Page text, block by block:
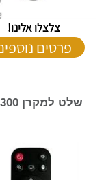
צלצלו אלינו!
פרטים
שלט למקרן HY300